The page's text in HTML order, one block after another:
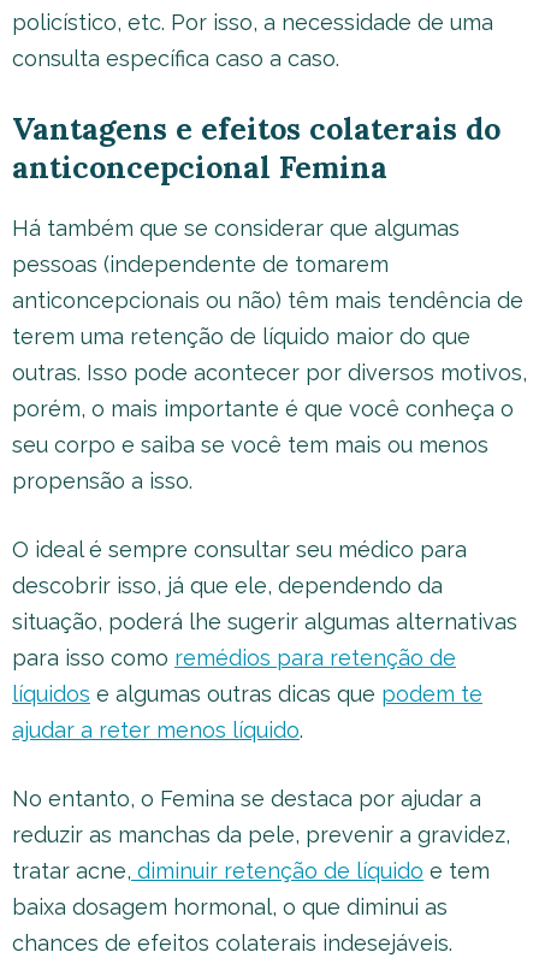
policístico, etc. Por isso, a necessidade de uma
consulta específica caso a caso.
Vantagens e efeitos colaterais do
anticoncepcional Femina
Há também que se considerar que algumas
pessoas (independente de tomarem
anticoncepcionais ou não) têm mais tendência de
terem uma retenção de líquido maior do que
outras. Isso pode acontecer por diversos motivos,
porém, o mais importante é que você conheça o
seu corpo e saiba se você tem mais ou menos
propensão a isso.
O ideal é sempre consultar seu médico para
descobrir isso, já que ele, dependendo da
situação, poderá lhe sugerir algumas alternativas
para isso como remédios para retenção de
líquidos e algumas outras dicas que podem te
ajudar a reter menos líquido.
No entanto, o Femina se destaca por ajudar a
reduzir as manchas da pele, prevenir a gravidez,
tratar acne, diminuir retenção de líquido e tem
baixa dosagem hormonal, o que diminui as
chances de efeitos colaterais indesejáveis.